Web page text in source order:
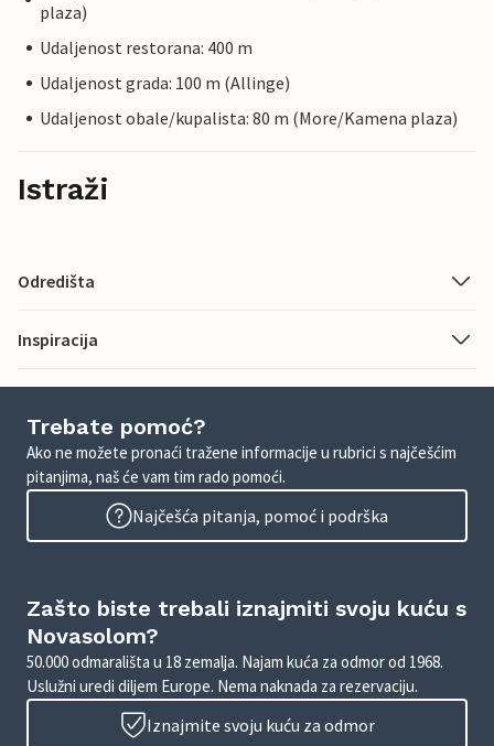
plaza)
Udaljenost restorana: 400 m
Udaljenost grada: 100 m (Allinge)
Udaljenost obale/kupalista: 80 m (More/Kamena plaza)
Istraži
Odredišta
Inspiracija
Trebate pomoć?
Ako ne možete pronaći tražene informacije u rubrici s najčešćim
pitanjima, naš će vam tim rado pomoći.
Najčešća pitanja, pomoć i podrška
Zašto biste trebali iznajmiti svoju kuću s
Novasolom?
50.000 odmarališta u 18 zemalja. Najam kuća za odmor od 1968.
Uslužni uredi diljem Europe. Nema naknada za rezervaciju.
Iznajmite svoju kuću za odmor